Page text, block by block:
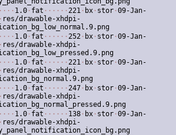
· · · · 1.0 · fat · · · · · ·221 · bx · stor ·09-Jan-
· res/drawable-xhdpi-
· · · · 1.0 · fat · · · · · ·252 · bx · stor ·09-Jan-
· res/drawable-xhdpi-
· · · · 1.0 · fat · · · · · ·221 · bx · stor ·09-Jan-
· res/drawable-xhdpi-
· · · · 1.0 · fat · · · · · ·247 · bx · stor ·09-Jan-
· res/drawable-xhdpi-
· · · · 1.0 · fat · · · · · · 138 · bx · stor ·09-Jan-
· res/drawable-xhdpi-